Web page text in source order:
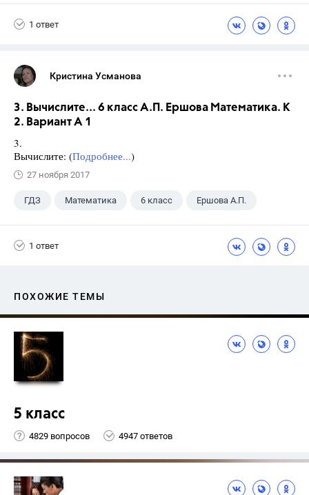
1 ответ
Кристина Усманова
3. Вычислите... 6 класс А.П. Ершова Математика. К
2. Вариант А 1
3.
Вычислите: (Подробнее...)
27 ноября 2017
ГДЗ Математика 6 класс Ершова А.П.
1 ответ
ПОХОЖИЕ ТЕМЫ
5 класс
4829 вопросов 4947 ответов